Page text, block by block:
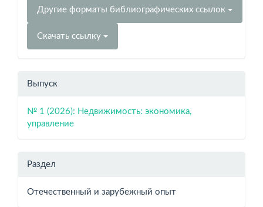
Другие форматы библиографических ссылок
Скачать ссылку
Выпуск
№ 1 (2026): Недвижимость: экономика,
управление
Раздел
Отечественный и зарубежный опыт